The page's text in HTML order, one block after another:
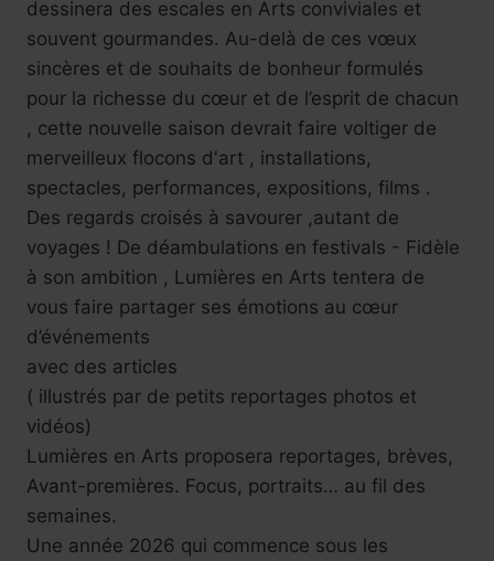
dessinera des escales en Arts conviviales et
souvent gourmandes. Au-delà de ces vœux
sincères et de souhaits de bonheur formulés
pour la richesse du cœur et de l’esprit de chacun
, cette nouvelle saison devrait faire voltiger de
merveilleux flocons d'art , installations,
spectacles, performances, expositions, films .
Des regards croisés à savourer ,autant de
voyages ! De déambulations en festivals - Fidèle
à son ambition , Lumières en Arts tentera de
vous faire partager ses émotions au cœur
d’événements
avec des articles
( illustrés par de petits reportages photos et
vidéos)
Lumières en Arts proposera reportages, brèves,
Avant-premières. Focus, portraits… au fil des
semaines.
Une année 2026 qui commence sous les